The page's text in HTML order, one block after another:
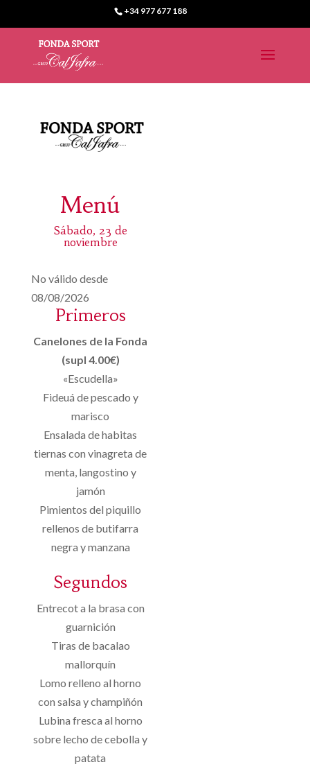
+34 977 677 188
Menú
Sábado, 23 de
noviembre
No válido desde
08/08/2026
Primeros
Canelones de la Fonda
(supl 4.00€)
«Escudella»
Fideuá de pescado y
marisco
Ensalada de habitas
tiernas con vinagreta de
menta, langostino y
jamón
Pimientos del piquillo
rellenos de butifarra
negra y manzana
Segundos
Entrecot a la brasa con
guarnición
Tiras de bacalao
mallorquín
Lomo relleno al horno
con salsa y champiñón
Lubina fresca al horno
sobre lecho de cebolla y
patata